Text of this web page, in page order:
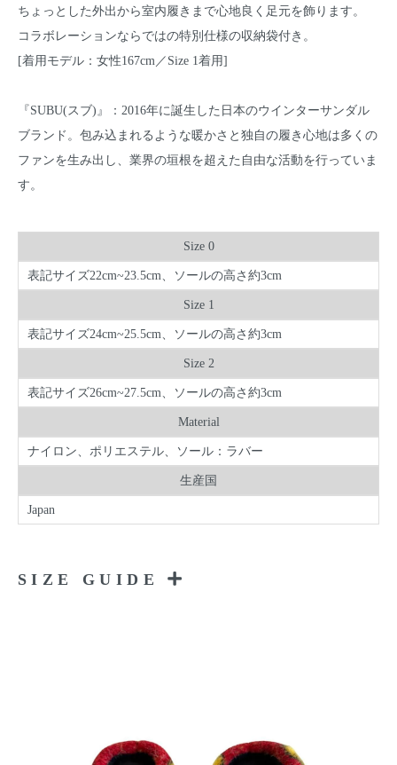
ちょっとした外出から室内履きまで心地良く足元を飾ります。
コラボレーションならではの特別仕様の収納袋付き。
[着用モデル：女性167cm／Size 1着用]
『SUBU(スブ)』：2016年に誕生した日本のウインターサンダル
ブランド。包み込まれるような暖かさと独自の履き心地は多くの
ファンを生み出し、業界の垣根を超えた自由な活動を行っていま
す。
Size 0
表記サイズ22cm~23.5cm、ソールの高さ約3cm
Size 1
表記サイズ24cm~25.5cm、ソールの高さ約3cm
Size 2
表記サイズ26cm~27.5cm、ソールの高さ約3cm
Material
ナイロン、ポリエステル、ソール：ラバー
生産国
Japan
SIZE GUIDE